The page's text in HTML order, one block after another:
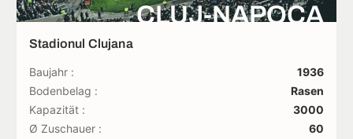
CLUJ-NAPOCA
Stadionul Clujana
Baujahr :
1936
Bodenbelag :
Rasen
Kapazität :
3000
Ø Zuschauer :
60